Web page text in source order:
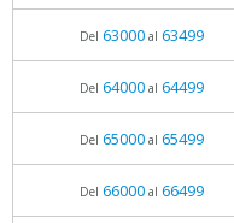
Del 63000al 63499
Del 64000al 64499
Del 65000al 65499
Del 66000al 66499